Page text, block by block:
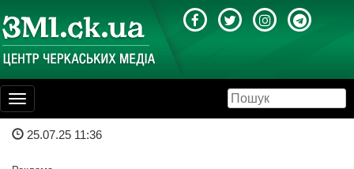
Toggle
navigation
25.07.25 11:36